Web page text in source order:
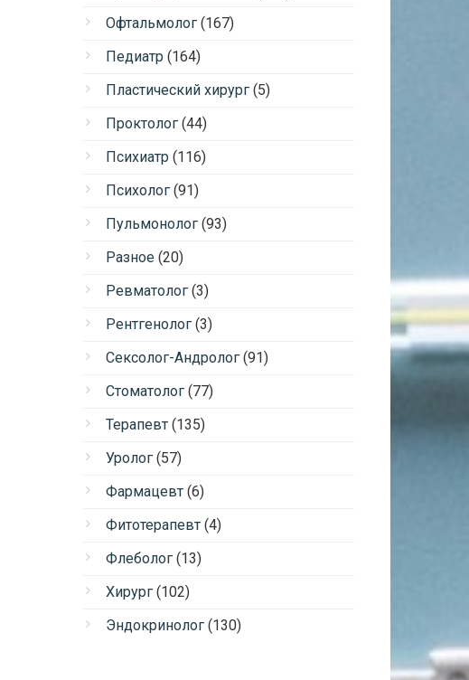
Офтальмолог (167)
Педиатр (164)
Пластический хирург (5)
Проктолог (44)
Психиатр (116)
Психолог (91)
Пульмонолог (93)
Разное (20)
Ревматолог (3)
Рентгенолог (3)
Сексолог-Андролог (91)
Стоматолог (77)
Терапевт (135)
Уролог (57)
Фармацевт (6)
Фитотерапевт (4)
Флеболог (13)
Хирург (102)
Эндокринолог (130)